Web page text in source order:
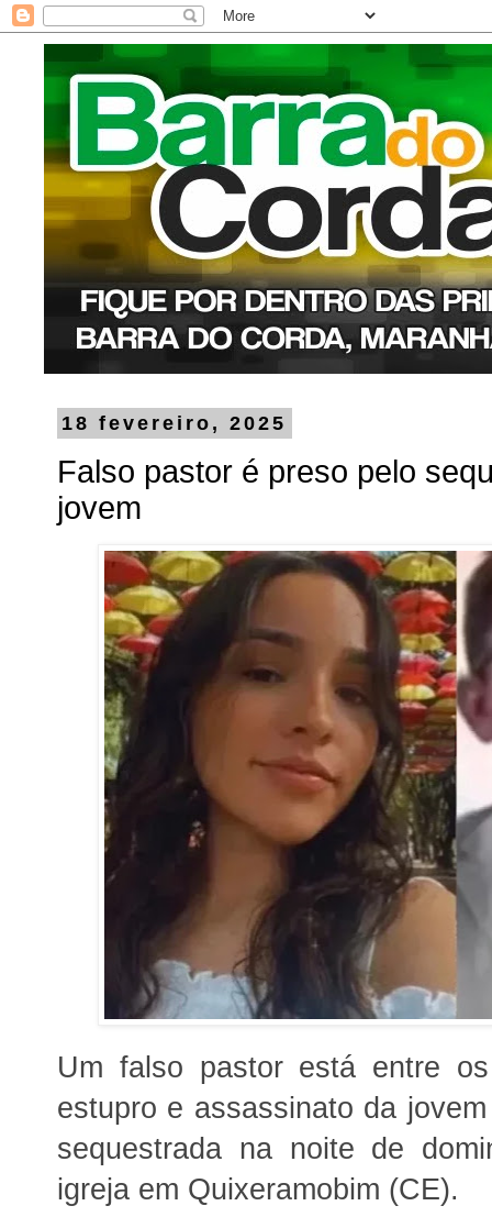
18 fevereiro, 2025
Falso pastor é preso pelo
jovem
Um falso pastor está entre
estupro e assassinato da
sequestrada na noite de
igreja em Quixeramobim (CE).